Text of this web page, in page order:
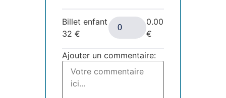
Billet enfant
32€
0.00
€
Ajouter un commentaire: